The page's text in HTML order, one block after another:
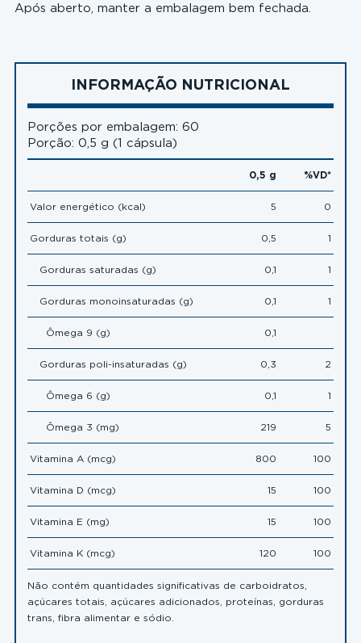
Após aberto, manter a embalagem bem fechada.
INFORMAÇÃO NUTRICIONAL
Porções por embalagem: 60
Porção: 0,5 g (1 cápsula)
0,5 g %VD*
Valor energético (kcal) 5 0
Gorduras totais (g) 0,5 1
Gorduras saturadas (g) 0,1 1
Gorduras monoinsaturadas (g) 0,1 1
Ômega 9 (g) 0,1
Gorduras poli-insaturadas (g) 0,3 2
Ômega 6 (g) 0,1 1
Ômega 3 (mg) 219 5
Vitamina A (mcg) 800 100
Vitamina D (mcg) 15 100
Vitamina E (mg) 15 100
Vitamina K (mcg) 120 100
Não contém quantidades significativas de carboidratos,
açúcares totais, açúcares adicionados, proteínas, gorduras
trans, fibra alimentar e sódio.